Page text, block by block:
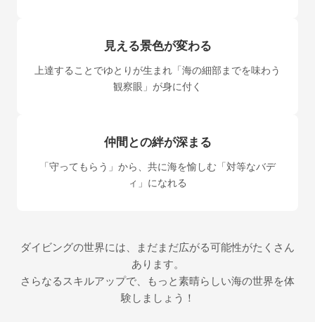
見える景色が変わる
上達することでゆとりが生まれ「海の細部までを味わう
観察眼」が身に付く
仲間との絆が深まる
「守ってもらう」から、共に海を愉しむ「対等なバデ
ィ」になれる
ダイビングの世界には、まだまだ広がる可能性がたくさん
あります。
さらなるスキルアップで、もっと素晴らしい海の世界を体
験しましょう！